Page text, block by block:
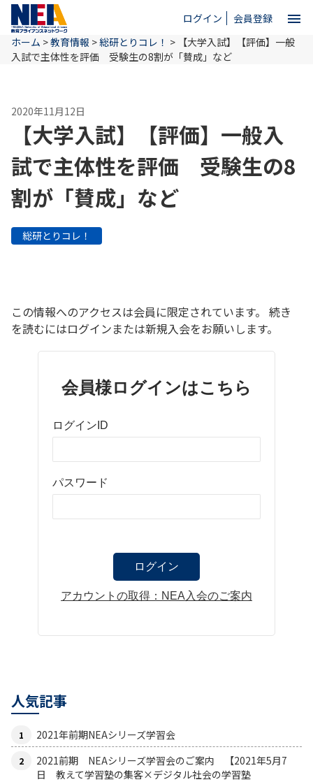
ログイン 会員登録 menu
ホーム
NEAとは
教育情報
お問い合わせ
ホーム >教育情報 >総研とりコレ！ > 【大学入試】【評価】一般
入試で主体性を評価 受験生の8割が「賛成」など
2020年11月12日
【大学入試】【評価】一般入
試で主体性を評価 受験生の8
割が「賛成」など
総研とりコレ！
この情報へのアクセスは会員に限定されています。 続き
を読むにはログインまたは新規入会をお願いします。
会員様ログインはこちら
ログインID
パスワード
アカウントの取得：NEA入会のご案内
人気記事
2021年前期NEAシリーズ学習会
2021前期 NEAシリーズ学習会のご案内 【2021年5月7
日 教えて学習塾の集客×デジタル社会の学習塾